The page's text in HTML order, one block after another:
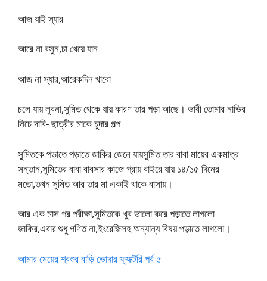
আজ যাই স্যার
আরে না বসুন,চা খেয়ে যান
আজ না স্যার,আরেকদিন খাবো
চলে যায় লুবনা,সুমিত থেকে যায় কারণ তার পড়া আছে। ভাবী তোমার নাভির
নিচে দাবি- ছাত্রীর মাকে চুদার গল্প
সুমিতকে পড়াতে পড়াতে জাকির জেনে যায়সুমিত তার বাবা মায়ের একমাত্র
সন্তান,সুমিতের বাবা বাবসার কাজে প্রায় বাইরে যায় ১৪/১৫ দিনের
মতো,তখন সুমিত আর তার মা একাই থাকে বাসায়।
আর এক মাস পর পরীক্ষা,সুমিতকে খুব ভালো করে পড়াতে লাগলো
জাকির,এবার শুধু গণিত না,ইংরেজিসহ অন্যান্য বিষয় পড়াতে লাগলো।
আমার মেয়ের শ্বশুর বাড়ি ভোদার ফ্যাক্টরি পর্ব ৫